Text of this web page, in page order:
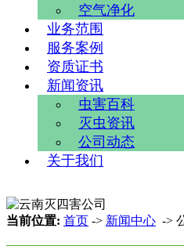
空气净化
业务范围
服务案例
资质证书
新闻资讯
虫害百科
灭虫资讯
公司动态
关于我们
当前位置: 首页 -> 新闻中心 ->